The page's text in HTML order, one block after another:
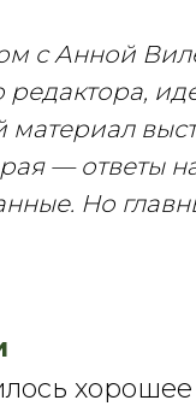
с Анной
редактора,
— ответы
Но